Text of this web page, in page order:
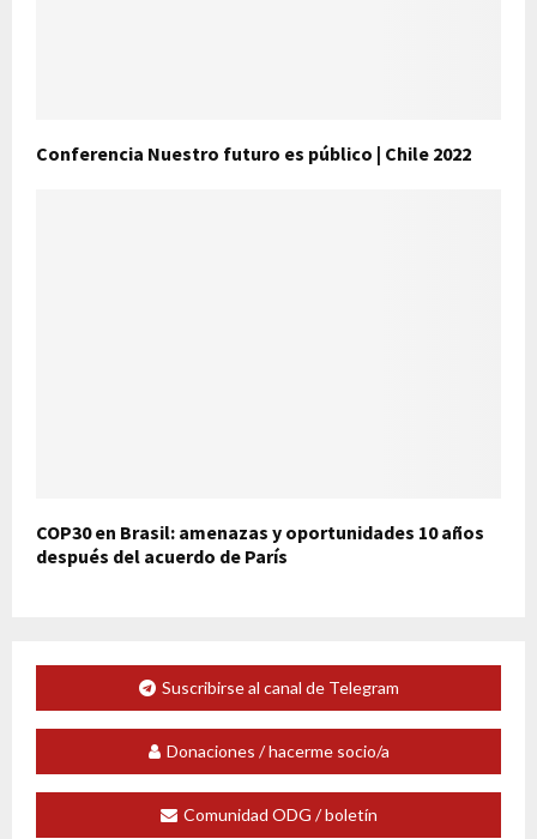
Conferencia Nuestro futuro es público | Chile 2022
COP30 en Brasil: amenazas y oportunidades 10 años
después del acuerdo de París
Suscribirse al canal de Telegram
Donaciones / hacerme socio/a
Comunidad ODG / boletín